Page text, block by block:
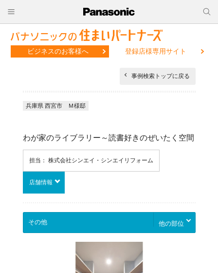
ビジネスのお客様へ 登録店様専用サイト
事例検索トップに戻る
兵庫県 西宮市 Ｍ様邸
わが家のライブラリー～読書好きのぜいたく空間
担当： 株式会社シンエイ・シンエイリフォーム
店舗情報
他の部位